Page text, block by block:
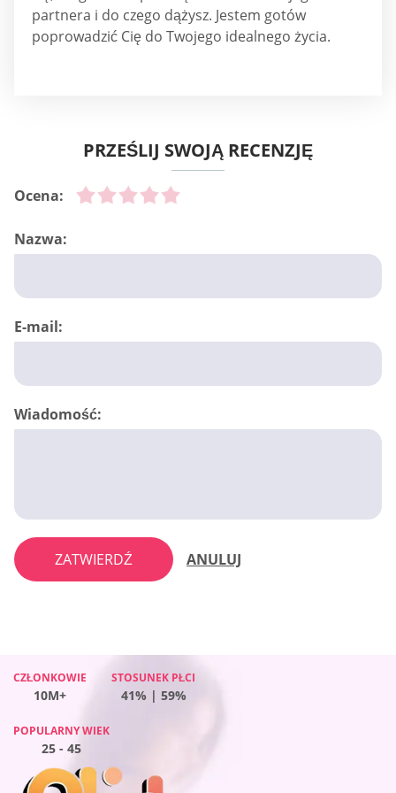
partnera i do czego dążysz. Jestem gotów
poprowadzić Cię do Twojego idealnego życia.
PRZEŚLIJ SWOJĄ RECENZJĘ
Ocena:
Nazwa:
E-mail:
Wiadomość:
ZATWIERDŹ ANULUJ
CZŁONKOWIE STOSUNEK PŁCI
46% | 54%
POPULARNY WIEK
CZŁONKOWIE
10M+
STOSUNEK PŁCI
41% | 59%
POPULARNY WIEK
25 - 45
CZŁONKOWIE
10M+
STOSUNEK PŁCI
54% | 46%
POPULARNY WIEK
25 - 45
CZŁONKOWIE
10M+
STOSUNEK PŁCI
60% | 40%
POPULARNY WIEK
25 - 45